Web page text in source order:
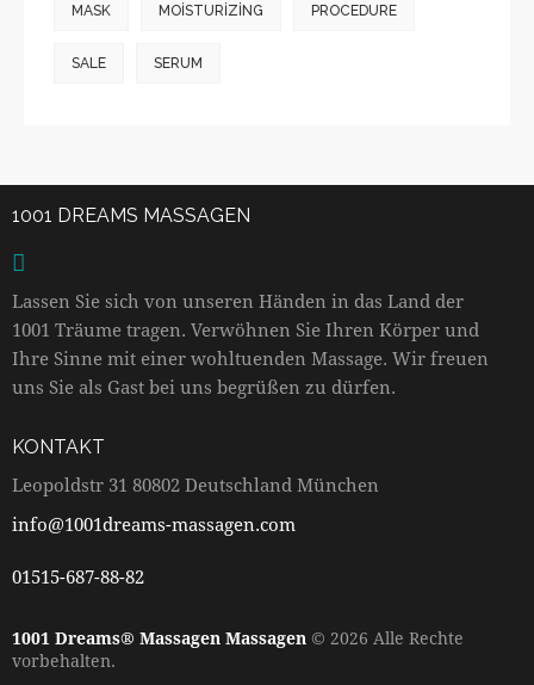
MASK MOISTURIZING PROCEDURE
SALE SERUM
1001 DREAMS MASSAGEN
Lassen Sie sich von unseren Händen in das Land der
1001 Träume tragen. Verwöhnen Sie Ihren Körper und
Ihre Sinne mit einer wohltuenden Massage. Wir freuen
uns Sie als Gast bei uns begrüßen zu dürfen.
KONTAKT
Leopoldstr 31 80802 Deutschland München
info@1001dreams-massagen.com
01515-687-88-82
1001 Dreams® Massagen Massagen © 2026 Alle Rechte
vorbehalten.